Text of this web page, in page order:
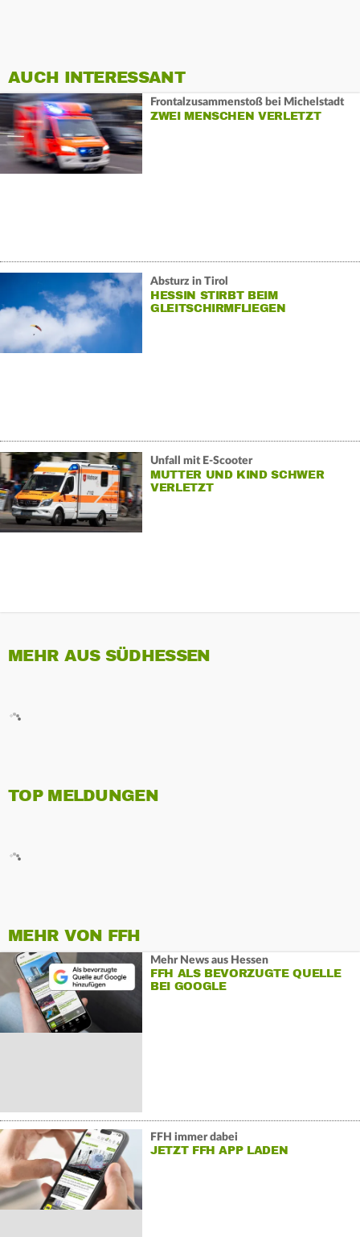
AUCH INTERESSANT
Frontalzusammenstoß bei Michelstadt
ZWEI MENSCHEN VERLETZT
Absturz in Tirol
HESSIN STIRBT BEIM
GLEITSCHIRMFLIEGEN
Unfall mit E-Scooter
MUTTER UND KIND SCHWER
VERLETZT
MEHR AUS SÜDHESSEN
TOP MELDUNGEN
MEHR VON FFH
Mehr News aus Hessen
FFH ALS BEVORZUGTE QUELLE
BEI GOOGLE
FFH immer dabei
JETZT FFH APP LADEN